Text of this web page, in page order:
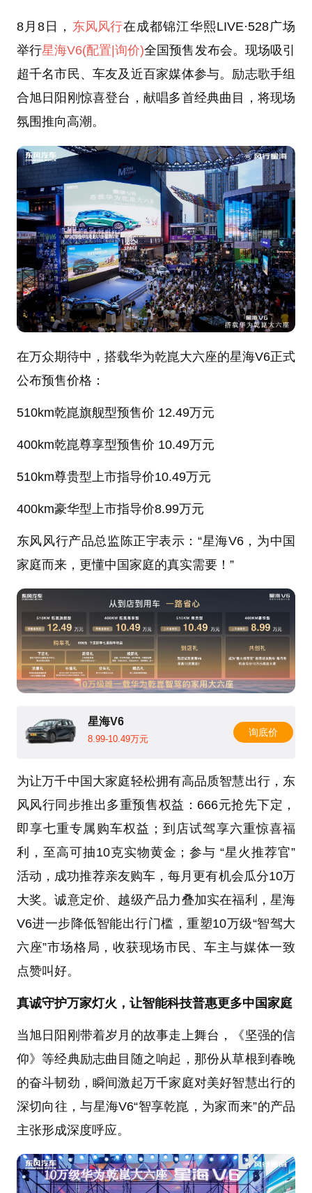
8月8日， 东风风行在成都锦江华熙LIVE·528广场
举行星海V6(配置 |询价)全国预售发布会。现场吸引
超千名市民、车友及近百家媒体参与。励志歌手组
合旭日阳刚惊喜登台，献唱多首经典曲目，将现场
氛围推向高潮。
在万众期待中，搭载华为乾崑大六座的星海V6正式
公布预售价格：
510km乾崑旗舰型预售价 12.49万元
400km乾崑尊享型预售价 10.49万元
510km尊贵型上市指导价10.49万元
400km豪华型上市指导价8.99万元
东风风行产品总监陈正宇表示：“星海V6，为中国
家庭而来，更懂中国家庭的真实需要！”
星海V6
8.99-10.49万元
询底价
为让万千中国大家庭轻松拥有高品质智慧出行，东
风风行同步推出多重预售权益：666元抢先下定，
即享七重专属购车权益；到店试驾享六重惊喜福
利，至高可抽10克实物黄金；参与 “星火推荐官”
活动，成功推荐亲友购车，每月更有机会瓜分10万
大奖。诚意定价、越级产品力叠加实在福利，星海
V6进一步降低智能出行门槛，重塑10万级“智驾大
六座”市场格局，收获现场市民、车主与媒体一致
点赞叫好。
真诚守护万家灯火，让智能科技普惠更多中国家庭
当旭日阳刚带着岁月的故事走上舞台，《坚强的信
仰》等经典励志曲目随之响起，那份从草根到春晚
的奋斗韧劲，瞬间激起万千家庭对美好智慧出行的
深切向往，与星海V6“智享乾崑，为家而来”的产品
主张形成深度呼应。